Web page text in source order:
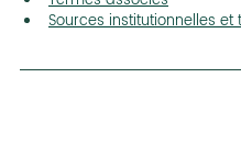
Sources institutionnelles et